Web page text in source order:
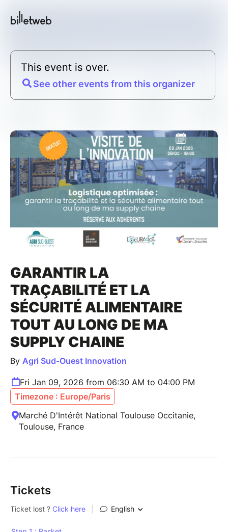
This event is over.
See other events from this organizer
GARANTIR LA
TRAÇABILITÉ ET LA
SÉCURITÉ ALIMENTAIRE
TOUT AU LONG DE MA
SUPPLY CHAINE
By Agri Sud-Ouest Innovation
Fri Jan 09, 2026 from 06:30 AM to 04:00 PM
Timezone : Europe/Paris
Marché D'Intérêt National Toulouse Occitanie,
Toulouse, France
Tickets